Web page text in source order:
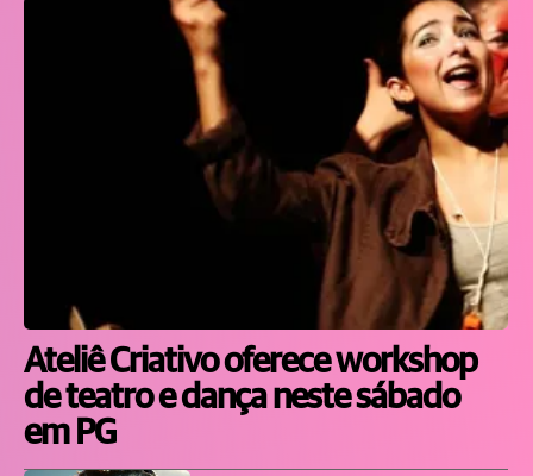
Ateliê Criativo oferece workshop
de teatro e dança neste sábado
em PG